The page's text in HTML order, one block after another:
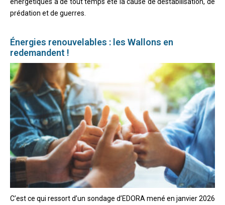
énergétiques a de tout temps été la cause de déstabilisation, de
prédation et de guerres.
Énergies renouvelables : les Wallons en
redemandent !
C’est ce qui ressort d’un sondage d’EDORA mené en janvier 2026